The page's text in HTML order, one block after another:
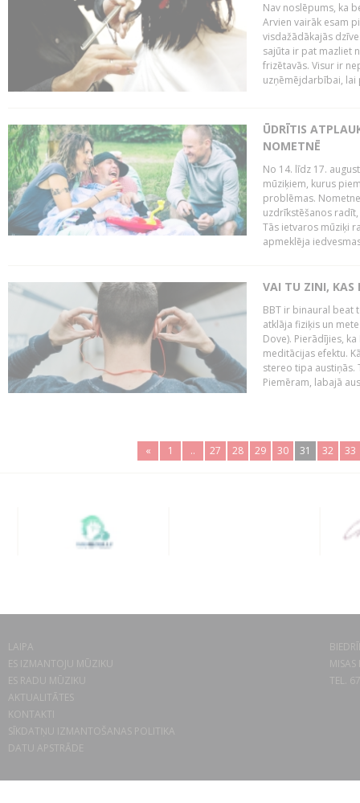
Nav noslēpums, ka
Arvien vairāk esam
visdažādākajās
sajūta ir pat mazliet
frizētavās. Visur ir
uzņēmējdarbībai, lai
ŪDRĪTIS
NOMETNĒ
No 14. līdz 17.
mūziķiem, kurus
problēmas.
uzdrīkstēšanos
Tās ietvaros mūziķi
apmeklēja
VAI TU ZINI, KAS
BBT ir binaural beat
atklāja fiziķis un
Dove). Pierādījies,
meditācijas efektu.
stereo tipa austiņās.
Piemēram, labajā
« 1 .. 27 28 29 30 31 32 33
LAIPA
ES IZMANTOJU MŪZIKU
ES RADU MŪZIKU
AKTUALITĀTES
KONTAKTI
SĪKDATŅU IZMANTOŠANAS POLITIKA
DATU APSTRĀDE
TEL.